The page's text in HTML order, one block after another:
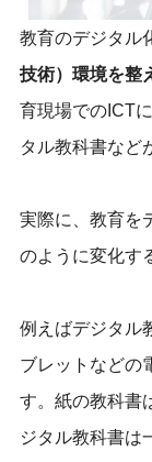
教育のデジタル
技術）環境を整
育現場でのICT
タル教科書など
実際に、教育を
のように変化す
例えばデジタル
ブレットなどの
す。紙の教科書
ジタル教科書は